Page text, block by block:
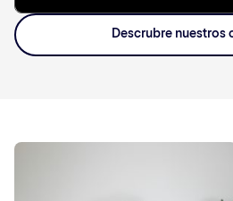
Descrubre nuestros